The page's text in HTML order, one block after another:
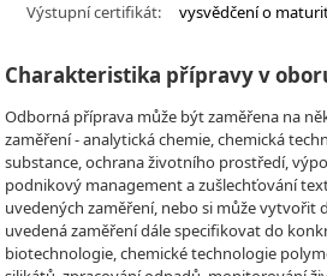
Výstupní certifikát:
vysvědčení o
Charakteristika přípravy v
Odborná příprava může být zaměřena na
zaměření - analytická chemie, chemická
substance, ochrana životního prostředí,
podnikový management a zušlechťování
uvedených zaměření, nebo si může vytvořit
uvedená zaměření dále specifikovat do
biotechnologie, chemické technologie